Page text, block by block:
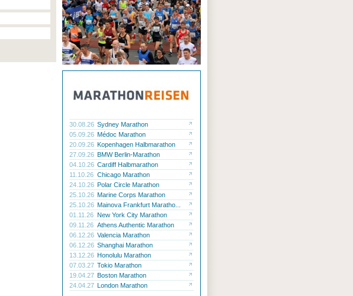
30.08.26 Sydney Marathon
05.09.26 Médoc Marathon
20.09.26 Kopenhagen Halbmarathon
27.09.26 BMW Berlin-Marathon
04.10.26 Cardiff Halbmarathon
11.10.26 Chicago Marathon
24.10.26 Polar Circle Marathon
25.10.26 Marine Corps Marathon
25.10.26 Mainova Frankfurt Maratho...
01.11.26 New York City Marathon
09.11.26 Athens Authentic Marathon
06.12.26 Valencia Marathon
06.12.26 Shanghai Marathon
13.12.26 Honolulu Marathon
07.03.27 Tokio Marathon
19.04.27 Boston Marathon
24.04.27 London Marathon